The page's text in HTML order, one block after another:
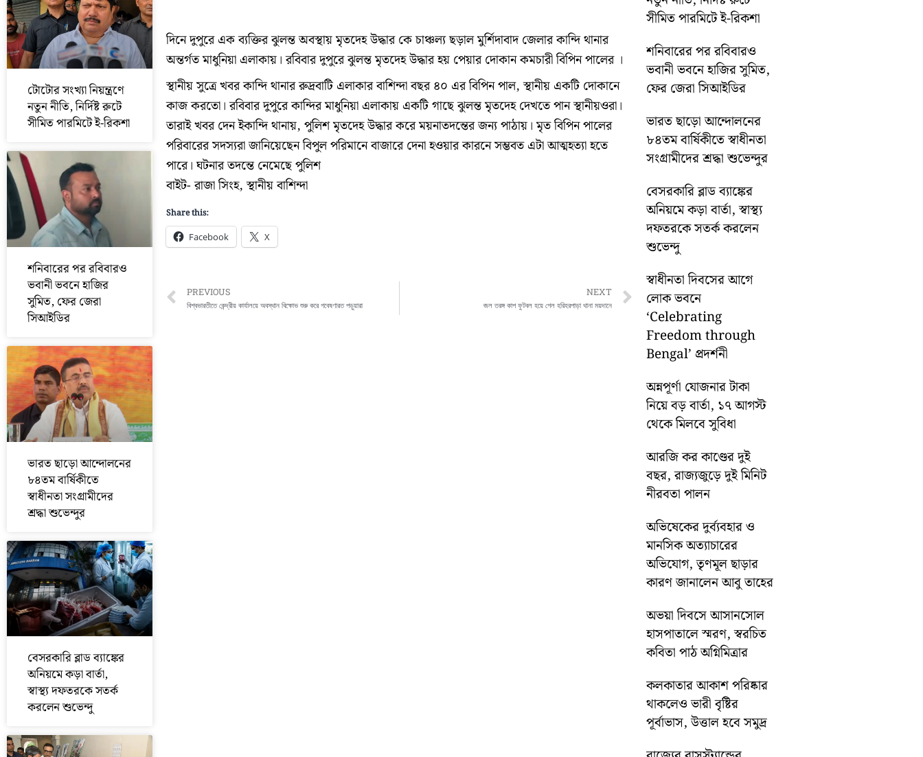
টোটোর সংখ্যা নিয়ন্ত্রণে
নতুন নীতি, নির্দিষ্ট রুটে
সীমিত পারমিটে ই-রিকশা
শনিবারের পর রবিবারও
ভবানী ভবনে হাজির
সুমিত, ফের জেরা
সিআইডির
ভারত ছাড়ো আন্দোলনের
৮৪তম বার্ষিকীতে
স্বাধীনতা সংগ্রামীদের
শ্রদ্ধা শুভেন্দুর
বেসরকারি ব্লাড ব্যাঙ্কের
অনিয়মে কড়া বার্তা,
স্বাস্থ্য দফতরকে সতর্ক
করলেন শুভেন্দু
দিনে দুপুরে এক ব্যক্তির ঝুলন্ত অবস্থায় মৃতদেহ উদ্ধার কে চাঞ্চল্য ছড়াল মুর্শিদাবাদ জেলার কান্দি থানার
অন্তর্গত মাধুনিয়া এলাকায়। রবিবার দুপুরে ঝুলন্ত মৃতদেহ উদ্ধার হয় পেয়ার দোকান কমচারী বিপিন পালের ।
স্থানীয় সুত্রে খবর কান্দি থানার রুদ্রবাটি এলাকার বাশিন্দা বছর ৪০ এর বিপিন পাল, স্থানীয় একটি দোকানে
কাজ করতো। রবিবার দুপুরে কান্দির মাধুনিয়া এলাকায় একটি গাছে ঝুলন্ত মৃতদেহ দেখতে পান স্থানীয়ওরা।
তারাই খবর দেন ইকান্দি থানায়, পুলিশ মৃতদেহ উদ্ধার করে ময়নাতদন্তের জন্য পাঠায়। মৃত বিপিন পালের
পরিবারের সদস্যরা জানিয়েছেন বিপুল পরিমানে বাজারে দেনা হওয়ার কারনে সম্ভবত এটা আত্মহত্যা হতে
পারে। ঘটনার তদন্তে নেমেছে পুলিশ
বাইট- রাজা সিংহ, স্থানীয় বাশিন্দা
Share this:
Facebook X
Prev
PREVIOUS
বিশ্বভারতীতে কেন্দ্রীয় কার্যালয়ে অবস্থান বিক্ষোভ শুরু করে গবেষণারত পড়ুয়ারা
NEXT
জল তরঙ্গ কাপ ফুটবল হয়ে গেল হরিহরপাড়া থানা ময়দানে Next
সীমিত পারমিটে ই-রিকশা
শনিবারের পর রবিবারও
ভবানী ভবনে হাজির সুমিত,
ফের জেরা সিআইডির
ভারত ছাড়ো আন্দোলনের
৮৪তম বার্ষিকীতে স্বাধীনতা
সংগ্রামীদের শ্রদ্ধা শুভেন্দুর
বেসরকারি ব্লাড ব্যাঙ্কের
অনিয়মে কড়া বার্তা, স্বাস্থ্য
দফতরকে সতর্ক করলেন
শুভেন্দু
স্বাধীনতা দিবসের আগে
লোক ভবনে
‘Celebrating
Freedom through
Bengal’ প্রদর্শনী
অন্নপূর্ণা যোজনার টাকা
নিয়ে বড় বার্তা, ১৭ আগস্ট
থেকে মিলবে সুবিধা
আরজি কর কাণ্ডের দুই
বছর, রাজ্যজুড়ে দুই মিনিট
নীরবতা পালন
অভিষেকের দুর্ব্যবহার ও
মানসিক অত্যাচারের
অভিযোগ, তৃণমূল ছাড়ার
কারণ জানালেন আবু তাহের
অভয়া দিবসে আসানসোল
হাসপাতালে স্মরণ, স্বরচিত
কবিতা পাঠ অগ্নিমিত্রার
কলকাতার আকাশ পরিষ্কার
থাকলেও ভারী বৃষ্টির
পূর্বাভাস, উত্তাল হবে সমুদ্র